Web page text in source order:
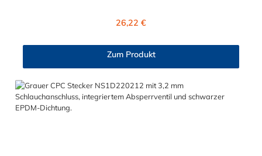
Dichtring ist aus EPDM gefertigt. Das Verbindungsstück zum
Kupplung mit allen Steckern der CPC NS1- Serie kombinieren.
Regulärer Preis:
26,22 €
Zum Produkt